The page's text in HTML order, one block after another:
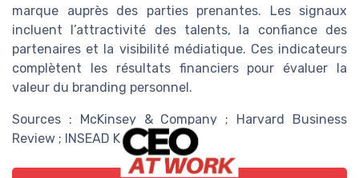
marque auprès des parties prenantes. Les signaux
incluent l’attractivité des talents, la confiance des
partenaires et la visibilité médiatique. Ces indicateurs
complètent les résultats financiers pour évaluer la
valeur du branding personnel.
Sources : McKinsey & Company ; Harvard Business
Review ; INSEAD Knowledge.